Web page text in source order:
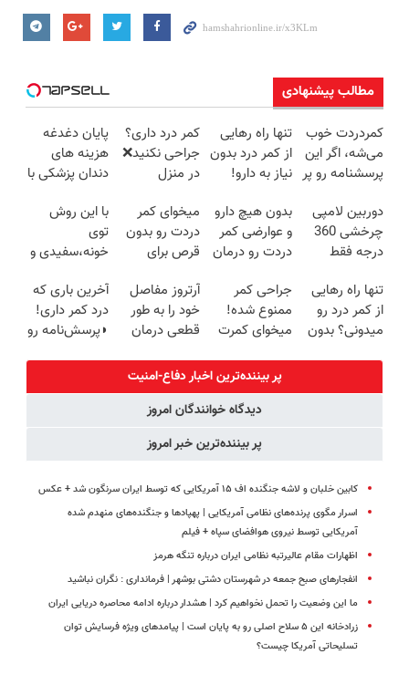
مطالب پیشنهادی
کمردردت خوب
می‌شه، اگر این
پرسشنامه رو پر
تنها راه رهایی
از کمر درد بدون
نیاز به دارو!
کمر درد داری؟
جراحی نکنید❌
در منزل
(◂پرسش‌نامه)
پایان دغدغه
هزینه های
دندان پزشکی با
کننده خانگی
دوربین لامپی
چرخشی 360
درجه فقط
🔥 پرداخت
درب منزل
بدون هیچ دارو
و عوارضی کمر
دردت رو درمان
(پرسش‌نامه)
میخوای کمر
دردت رو بدون
قرص برای
کنی؟
(◂پرسش‌نامه
رو پر کن)
با این روش
توی
خونه،سفیدی و
برگردون
(40%off)
تنها راه رهایی
از کمر درد رو
میدونی؟ بدون
جراحی کمر
ممنوع شده!
میخوای کمرت
درمان کنی؟
((پرسش‌نامه))
آرتروز مفاصل
خود را به طور
قطعی درمان
◗پرسش‌نامه◖
آخرین باری که
درد کمر داری!
◗پرسش‌نامه رو
پر بیننده‌ترین اخبار دفاع-امنیت
دیدگاه خوانندگان امروز
پر بیننده‌ترین خبر امروز
کابین خلبان و لاشه جنگنده اف ۱۵ آمریکایی که توسط ایران سرنگون شد + عکس
اسرار مگوی پرنده‌های نظامی آمریکایی | پهپادها و جنگنده‌های منهدم شده
آمریکایی توسط نیروی هوافضای سپاه + فیلم
اظهارات مقام عالیرتبه نظامی ایران درباره تنگه هرمز
انفجارهای صبح جمعه در شهرستان دشتی بوشهر | فرمانداری : نگران نباشید
ما این وضعیت را تحمل نخواهیم کرد | هشدار درباره ادامه محاصره دریایی ایران
زرادخانه این ۵ سلاح اصلی رو به پایان است | پیامدهای ویژه فرسایش توان
تسلیحاتی آمریکا چیست؟